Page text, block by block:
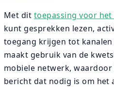
Met dit toepassing voor het
kunt gesprekken lezen,
toegang krijgen tot
maakt gebruik van de
mobiele netwerk,
bericht dat nodig is om het